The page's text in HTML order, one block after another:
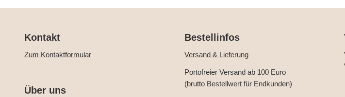
Kontakt
Zum Kontaktformular
Über uns
Bestellinfos
Versand & Lieferung
Portofreier Versand ab 100 Euro
(brutto Bestellwert für Endkunden)